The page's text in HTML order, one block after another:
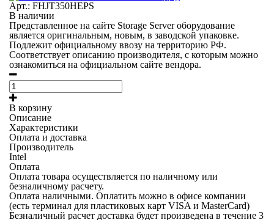
Арт.: FHJT350HEPS
В наличии
Представленное на сайте Storage Server оборудование
является оригинальным, новым, в заводской упаковке.
Подлежит официальному ввозу на территорию РФ.
Соответствует описанию производителя, с которым можно
ознакомиться на официальном сайте вендора.
В корзину
Описание
Характеристики
Оплата и доставка
Производитель
Intel
Оплата
Оплата товара осуществляется по наличному или
безналичному расчету.
Оплата наличными. Оплатить можно в офисе компании
(есть терминал для пластиковых карт VISA и MasterCard)
Безналичный расчет доставка будет произведена в течение 3